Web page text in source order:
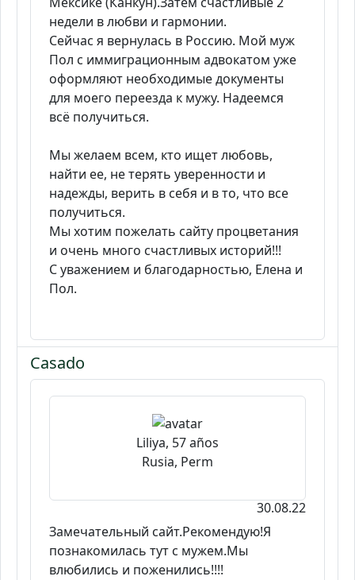
недели в любви и гармонии.
Сейчас я вернулась в Россию. Мой муж
Пол с иммиграционным адвокатом уже
оформляют необходимые документы
для моего переезда к мужу. Надеемся
всё получиться.
Мы желаем всем, кто ищет любовь,
найти ее, не терять уверенности и
надежды, верить в себя и в то, что все
получиться.
Мы хотим пожелать сайту процветания
и очень много счастливых историй!!!
С уважением и благодарностью, Елена и
Пол.
Casado
Liliya, 57 años
Rusia, Perm
30.08.22
Замечательный сайт.Рекомендую!Я
познакомилась тут с мужем.Мы
влюбились и поженились!!!!